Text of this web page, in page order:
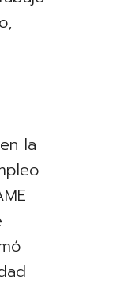
la